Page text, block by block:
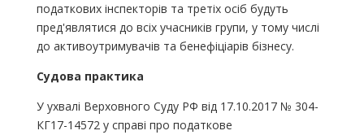
податкових інспекторів та третіх осіб будуть
пред'являтися до всіх учасників групи, у тому числі
до активоутримувачів та бенефіціарів бізнесу.
Судова практика
У ухвалі Верховного Суду РФ від 17.10.2017 № 304-
КГ17-14572 у справі про податкове